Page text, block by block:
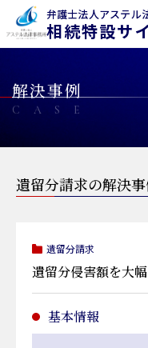
弁護士法人アステル
相続特設サ
解決事例
CASE
遺留分請求の解決
遺留分請求
遺留分侵害額を大
基本情報